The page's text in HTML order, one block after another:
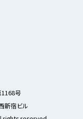
号
新宿ビル